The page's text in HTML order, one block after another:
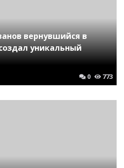
вернувшийся в
уникальный
0 773